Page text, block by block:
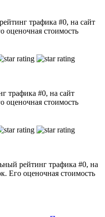
трафика #0, на сайт
оценочная стоимость
трафика #0, на сайт
оценочная стоимость
рейтинг трафика #0, на
Его оценочная стоимость